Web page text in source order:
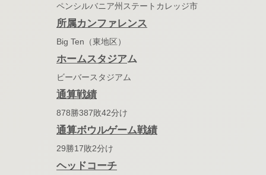
ペンシルバニア州ステートカレッジ市
所属カンファレンス
Big Ten（東地区）
ホームスタジアム
ビーバースタジアム
通算戦績
878勝387敗42分け
通算ボウルゲーム戦績
29勝17敗2分け
ヘッドコーチ